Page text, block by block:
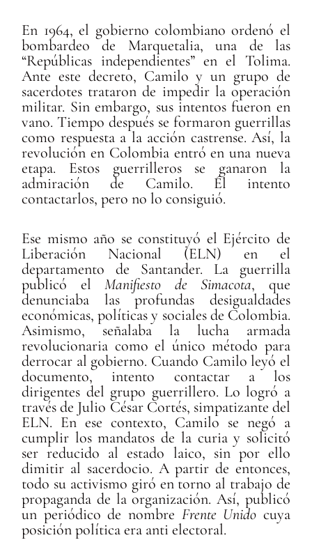
En 1964, el gobierno colombiano ordenó el
bombardeo de Marquetalia, una de las
“Repúblicas independientes” en el Tolima.
Ante este decreto, Camilo y un grupo de
sacerdotes trataron de impedir la operación
militar. Sin embargo, sus intentos fueron en
vano. Tiempo después se formaron guerrillas
como respuesta a la acción castrense. Así, la
revolución en Colombia entró en una nueva
etapa. Estos guerrilleros se ganaron la
admiración de Camilo. Él intento
contactarlos, pero no lo consiguió.
Ese mismo año se constituyó el Ejército de
Liberación Nacional (ELN) en el
departamento de Santander. La guerrilla
publicó elManifiesto de Simacota, que
denunciaba las profundas desigualdades
económicas, políticas y sociales de Colombia.
Asimismo, señalaba la lucha armada
revolucionaria como el único método para
derrocar al gobierno. Cuando Camilo leyó el
documento, intento contactar a los
dirigentes del grupo guerrillero. Lo logró a
través de Julio César Cortés, simpatizante del
ELN. En ese contexto, Camilo se negó a
cumplir los mandatos de la curia y solicitó
ser reducido al estado laico, sin por ello
dimitir al sacerdocio. A partir de entonces,
todo su activismo giró en torno al trabajo de
propaganda de la organización. Así, publicó
un periódico de nombre Frente Unido cuya
posición política era anti electoral.